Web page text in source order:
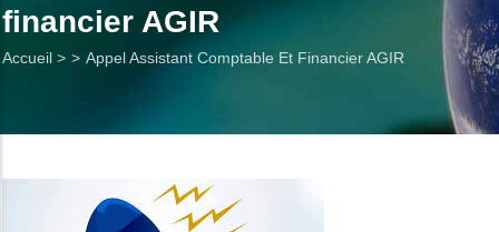
financier AGIR
Fil
Accueil > Appel Assistant Comptable Et Financier AGIR